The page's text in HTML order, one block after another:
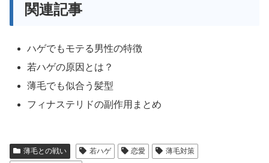
関連記事
ハゲでもモテる男性の特徴
若ハゲの原因とは？
薄毛でも似合う髪型
フィナステリドの副作用まとめ
薄毛との戦い 若ハゲ 恋愛
薄毛対策